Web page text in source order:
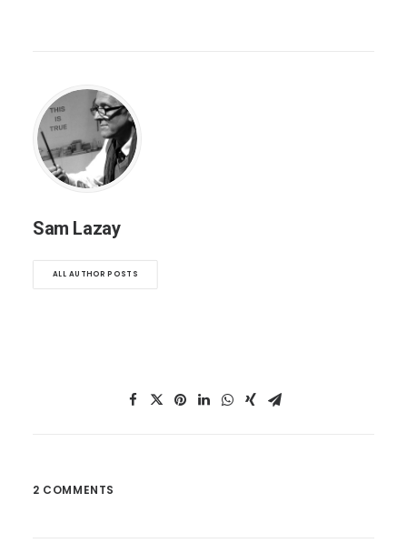
Sam Lazay
ALL AUTHOR POSTS
2 COMMENTS